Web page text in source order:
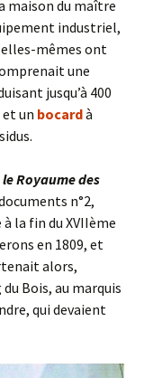
maison du maître
industriel,
mêmes ont
une
jusqu’à 400
un bocardà
Royaume des
n°2,
la fin du XVIIème
en 1809, et
alors,
Bois, au marquis
qui devaient